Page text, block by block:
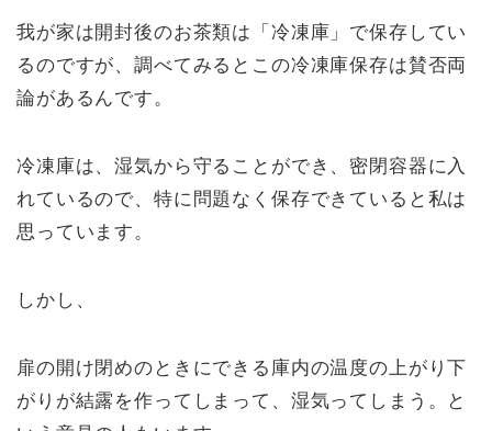
我が家は開封後のお茶類は「冷凍庫」で保存してい
るのですが、調べてみるとこの冷凍庫保存は賛否両
論があるんです。
冷凍庫は、湿気から守ることができ、密閉容器に入
れているので、特に問題なく保存できていると私は
思っています。
しかし、
扉の開け閉めのときにできる庫内の温度の上がり下
がりが結露を作ってしまって、湿気ってしまう。と